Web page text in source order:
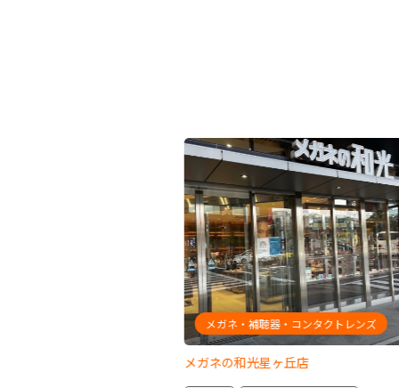
メガネの和光星ヶ丘店
メガネ・補聴器・コンタクトレンズ